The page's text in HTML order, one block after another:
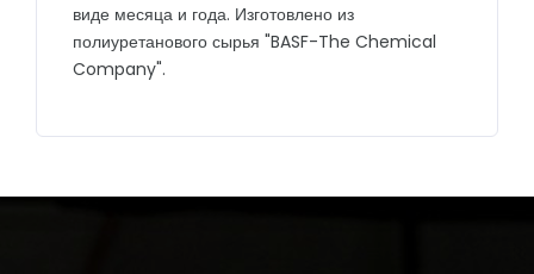
виде месяца и года. Изготовлено из
полиуретанового сырья "BASF-The Chemical
Company".